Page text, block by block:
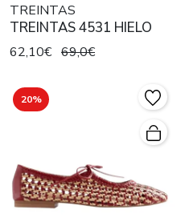
TREINTAS
TREINTAS 4531 HIELO
62,10€ 69,0€
20%